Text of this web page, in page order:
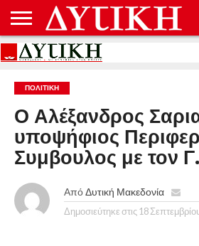
ΑΡΧΙΚΉ
ΕΠΙΚΟΙΝΩΝΊΑ
ΌΡΟΙ
ΠΡΟΣΤΑΣΊΑ
ΔΕΔΟΜΈΝΩΝ
ΠΟΛΙΤΙΚΉ
Ο Αλέξανδρος
υποψήφιος
Συμβουλος με τον
Από Δυτική Μακεδονία
Δημοσιεύτηκε στις 18